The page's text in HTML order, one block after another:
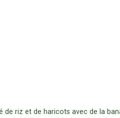
riz et de haricots avec de la